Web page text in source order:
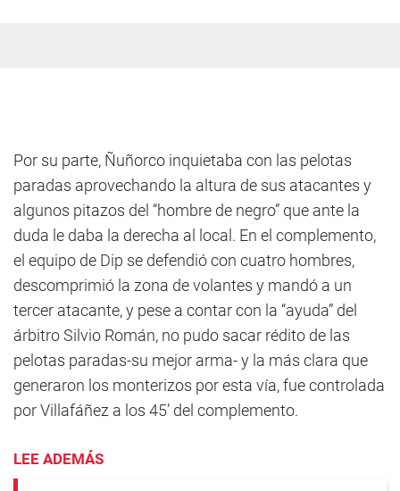
Por su parte, Ñuñorco inquietaba con las pelotas
paradas aprovechando la altura de sus atacantes y
algunos pitazos del “hombre de negro” que ante la
duda le daba la derecha al local. En el complemento,
el equipo de Dip se defendió con cuatro hombres,
descomprimió la zona de volantes y mandó a un
tercer atacante, y pese a contar con la “ayuda” del
árbitro Silvio Román, no pudo sacar rédito de las
pelotas paradas-su mejor arma- y la más clara que
generaron los monterizos por esta vía, fue controlada
por Villafáñez a los 45’ del complemento.
LEE ADEMÁS